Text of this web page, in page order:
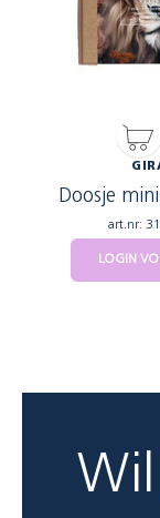
Doosje
art.nr:
LOGIN